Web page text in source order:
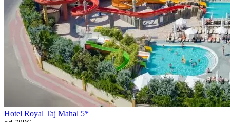
Hotel Royal Taj Mahal 5*